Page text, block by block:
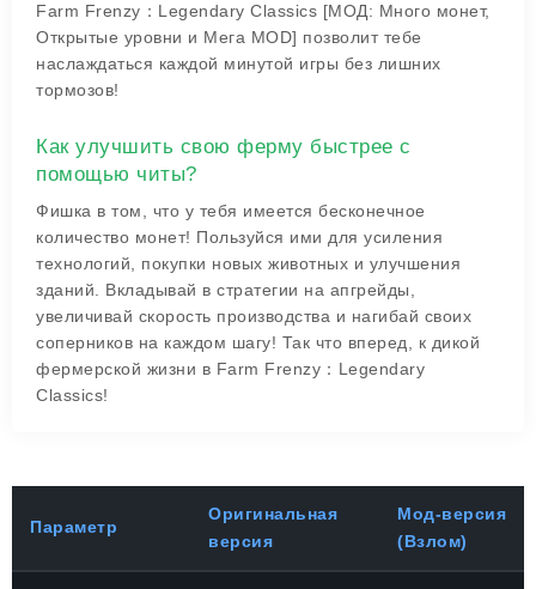
Farm Frenzy：Legendary Classics [МОД: Много монет,
Открытые уровни и Мега MOD] позволит тебе
наслаждаться каждой минутой игры без лишних
тормозов!
Как улучшить свою ферму быстрее с
помощью читы?
Фишка в том, что у тебя имеется бесконечное
количество монет! Пользуйся ими для усиления
технологий, покупки новых животных и улучшения
зданий. Вкладывай в стратегии на апгрейды,
увеличивай скорость производства и нагибай своих
соперников на каждом шагу! Так что вперед, к дикой
фермерской жизни в Farm Frenzy：Legendary
Classics!
Параметр
Оригинальная
версия
Мод-версия
(Взлом)